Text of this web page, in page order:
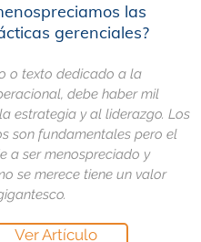
las
gerenciales?
o texto dedicado a la
debe haber mil
estrategia y al liderazgo. Los
son fundamentales pero el
a ser menospreciado y
se merece tiene un valor
Ver Artículo